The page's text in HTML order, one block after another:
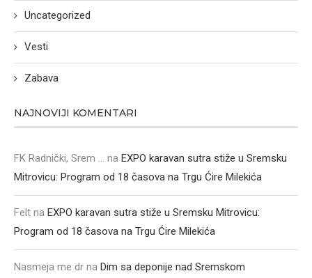
Uncategorized
Vesti
Zabava
NAJNOVIJI KOMENTARI
FK Radnički, Srem ... na EXPO karavan sutra stiže u Sremsku
Mitrovicu: Program od 18 časova na Trgu Ćire Milekića
Felt na EXPO karavan sutra stiže u Sremsku Mitrovicu:
Program od 18 časova na Trgu Ćire Milekića
Nasmeja me dr na Dim sa deponije nad Sremskom